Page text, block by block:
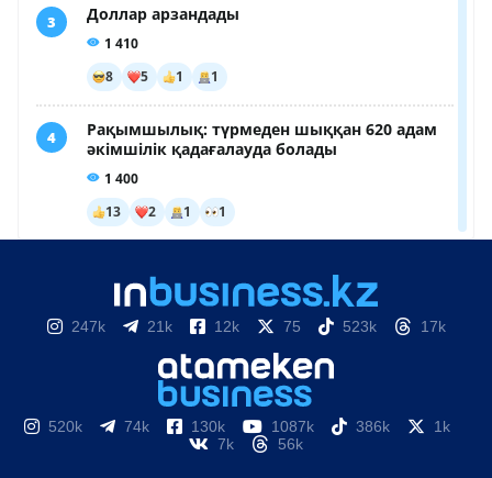
247k 21k 12k 75 523k 17k
520k 74k 130k 1087k 386k
1k
7k
56k